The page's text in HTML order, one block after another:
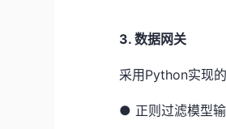
3. 数据网关
采用Python实现
● 正则过滤模型